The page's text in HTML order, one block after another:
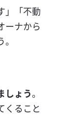
」「不動
ーナから
しょう。
くること